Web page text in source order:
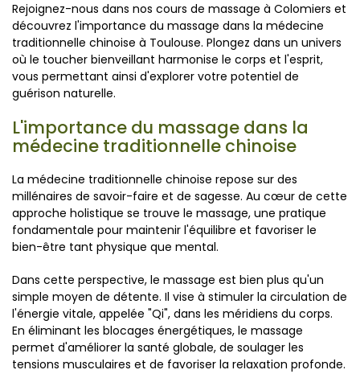
Rejoignez-nous dans nos cours de massage à Colomiers et
découvrez l'importance du massage dans la médecine
traditionnelle chinoise à Toulouse. Plongez dans un univers
où le toucher bienveillant harmonise le corps et l'esprit,
vous permettant ainsi d'explorer votre potentiel de
guérison naturelle.
L'importance du massage dans la
médecine traditionnelle chinoise
La médecine traditionnelle chinoise repose sur des
millénaires de savoir-faire et de sagesse. Au cœur de cette
approche holistique se trouve le massage, une pratique
fondamentale pour maintenir l'équilibre et favoriser le
bien-être tant physique que mental.
Dans cette perspective, le massage est bien plus qu'un
simple moyen de détente. Il vise à stimuler la circulation de
l'énergie vitale, appelée "Qi", dans les méridiens du corps.
En éliminant les blocages énergétiques, le massage
permet d'améliorer la santé globale, de soulager les
tensions musculaires et de favoriser la relaxation profonde.